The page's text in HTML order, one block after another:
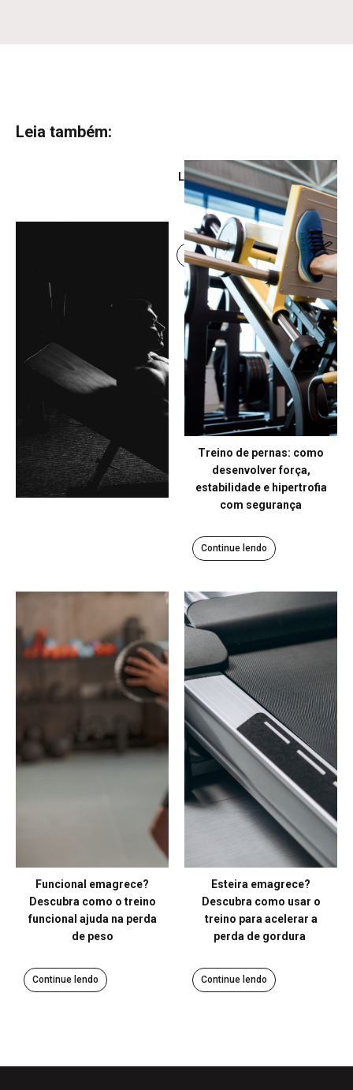
Leia também:
Leg Day: como estruturar
um treino eficiente para
força e hipertrofia
Continue lendo
Treino de pernas: como
desenvolver força,
estabilidade e hipertrofia
com segurança
Continue lendo
Funcional emagrece?
Descubra como o treino
funcional ajuda na perda
de peso
Continue lendo
Esteira emagrece?
Descubra como usar o
treino para acelerar a
perda de gordura
Continue lendo